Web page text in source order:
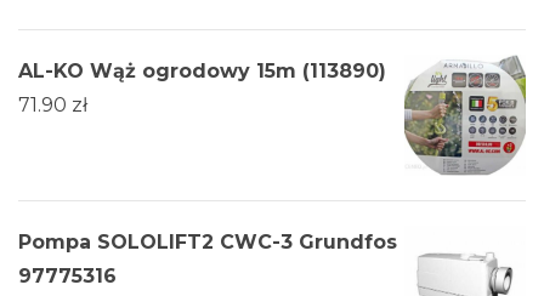
AL-KO Wąż ogrodowy 15m (113890)
71.90 zł
Pompa SOLOLIFT2 CWC-3 Grundfos
97775316